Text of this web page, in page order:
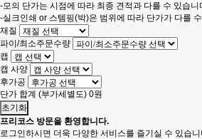
-모의 단가는 시점에 따라 최종 견적과 다를 수 있습니
-실크인쇄 or 스템핑(박)은 범위에 따라 단가가 다를
재질
파이/최소주문수량
캡
캡 사양
후가공
단가 합계 (부가세별도) 0원
초기화
프리코스 방문을 환영합니다.
로그인하시면 더욱 다양한 서비스를 즐기실 수 있습